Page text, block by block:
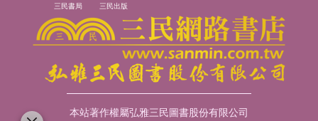
三民書局 三民出版
本站著作權屬弘雅三民圖書股份有限公司